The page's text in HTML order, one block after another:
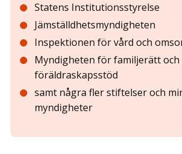
Statens Institutionsstyrelse
Jämställdhetsmyndigheten
Inspektionen för vård och
Myndigheten för familjerätt och
föräldraskapsstöd
samt några fler stiftelser och
myndigheter